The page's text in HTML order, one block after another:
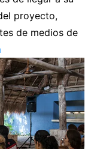
proyecto,
de medios de